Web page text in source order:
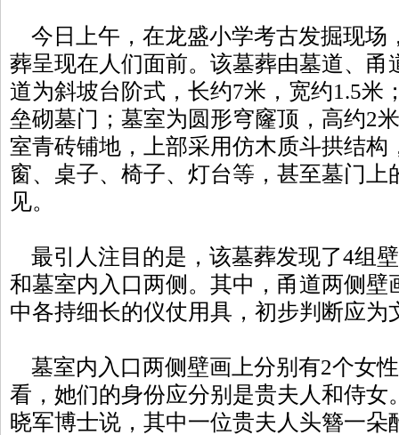
今日上午，在龙盛小学考古发掘现场
葬呈现在人们面前。该墓葬由墓道、甬
道为斜坡台阶式，长约7米，宽约1.5米
垒砌墓门；墓室为圆形穹窿顶，高约2
室青砖铺地，上部采用仿木质斗拱结构
窗、桌子、椅子、灯台等，甚至墓门上
见。
最引人注目的是，该墓葬发现了4组
和墓室内入口两侧。其中，甬道两侧壁
中各持细长的仪仗用具，初步判断应为
墓室内入口两侧壁画上分别有2个女
看，她们的身份应分别是贵夫人和侍女
晓军博士说，其中一位贵夫人头簪一